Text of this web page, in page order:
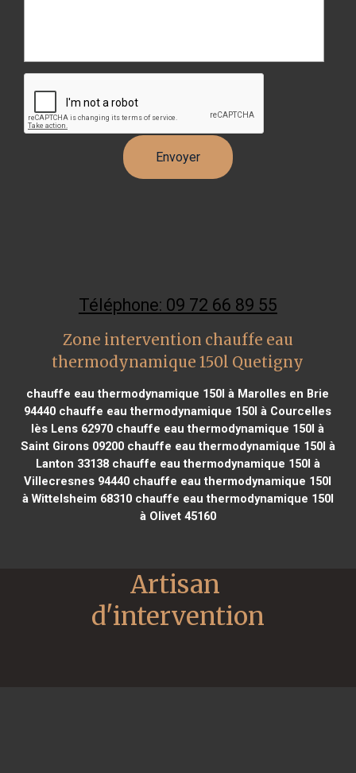
Téléphone: 09 72 66 89 55
Zone intervention chauffe eau
thermodynamique 150l Quetigny
chauffe eau thermodynamique 150l à Marolles en Brie
94440 chauffe eau thermodynamique 150l à Courcelles
lès Lens 62970 chauffe eau thermodynamique 150l à
Saint Girons 09200chauffe eau thermodynamique 150l à
Lanton 33138chauffe eau thermodynamique 150l à
Villecresnes 94440 chauffe eau thermodynamique 150l
à Wittelsheim 68310chauffe eau thermodynamique 150l
à Olivet 45160
Artisan
d'intervention